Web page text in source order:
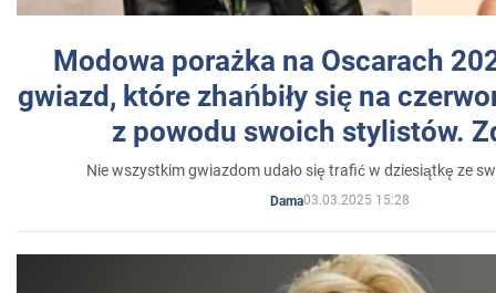
Modowa porażka na Oscarach
gwiazd, które zhańbiły się na
z powodu swoich stylistów.
Nie wszystkim gwiazdom udało się trafić w dziesiątkę ze
Dama03.03.2025 15:28